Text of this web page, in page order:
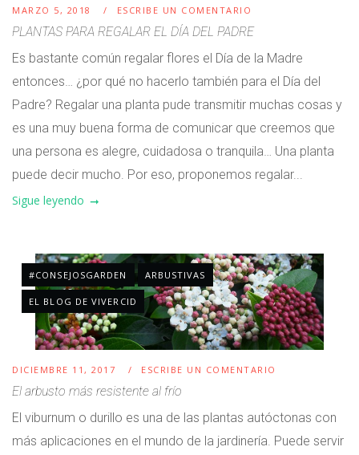
MARZO 5, 2018 ESCRIBE UN COMENTARIO
PLANTAS PARA REGALAR EL DÍA DEL PADRE
Es bastante común regalar flores el Día de la Madre
entonces… ¿por qué no hacerlo también para el Día del
Padre? Regalar una planta pude transmitir muchas cosas y
es una muy buena forma de comunicar que creemos que
una persona es alegre, cuidadosa o tranquila… Una planta
puede decir mucho. Por eso, proponemos regalar...
Sigue leyendo
#CONSEJOSGARDEN ARBUSTIVAS
EL BLOG DE VIVERCID
DICIEMBRE 11, 2017 ESCRIBE UN COMENTARIO
El arbusto más resistente al frío
El viburnum o durillo es una de las plantas autóctonas con
más aplicaciones en el mundo de la jardinería. Puede servir